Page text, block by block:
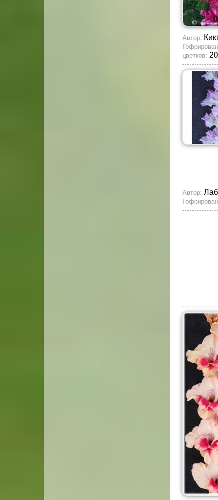
Автор:
цветков:
Автор: